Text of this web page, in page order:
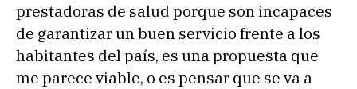
prestadoras de salud porque son incapaces
de garantizar un buen servicio frente a los
habitantes del país, es una propuesta que
me parece viable, o es pensar que se va a